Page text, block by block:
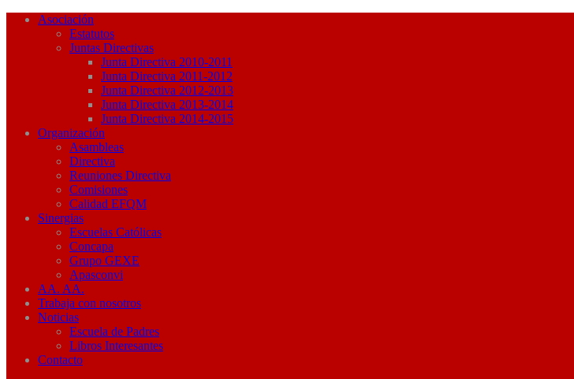
Asociación
Estatutos
Juntas Directivas
Junta Directiva 2010-2011
Junta Directiva 2011-2012
Junta Directiva 2012-2013
Junta Directiva 2013-2014
Junta Directiva 2014-2015
Organización
Asambleas
Directiva
Reuniones Directiva
Comisiones
Calidad EFQM
Sinergias
Escuelas Católicas
Concapa
Grupo GEXE
Apasconvi
AA. AA.
Trabaja con nosotros
Noticias
Escuela de Padres
Libros Interesantes
Contacto